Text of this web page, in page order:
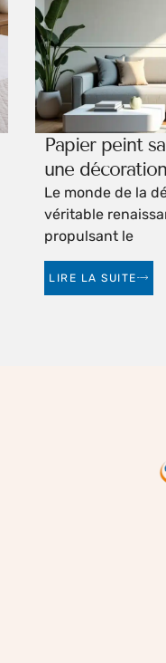
Papier peint
une
Le monde de la
véritable
propulsant le
LIRE LA SUITE